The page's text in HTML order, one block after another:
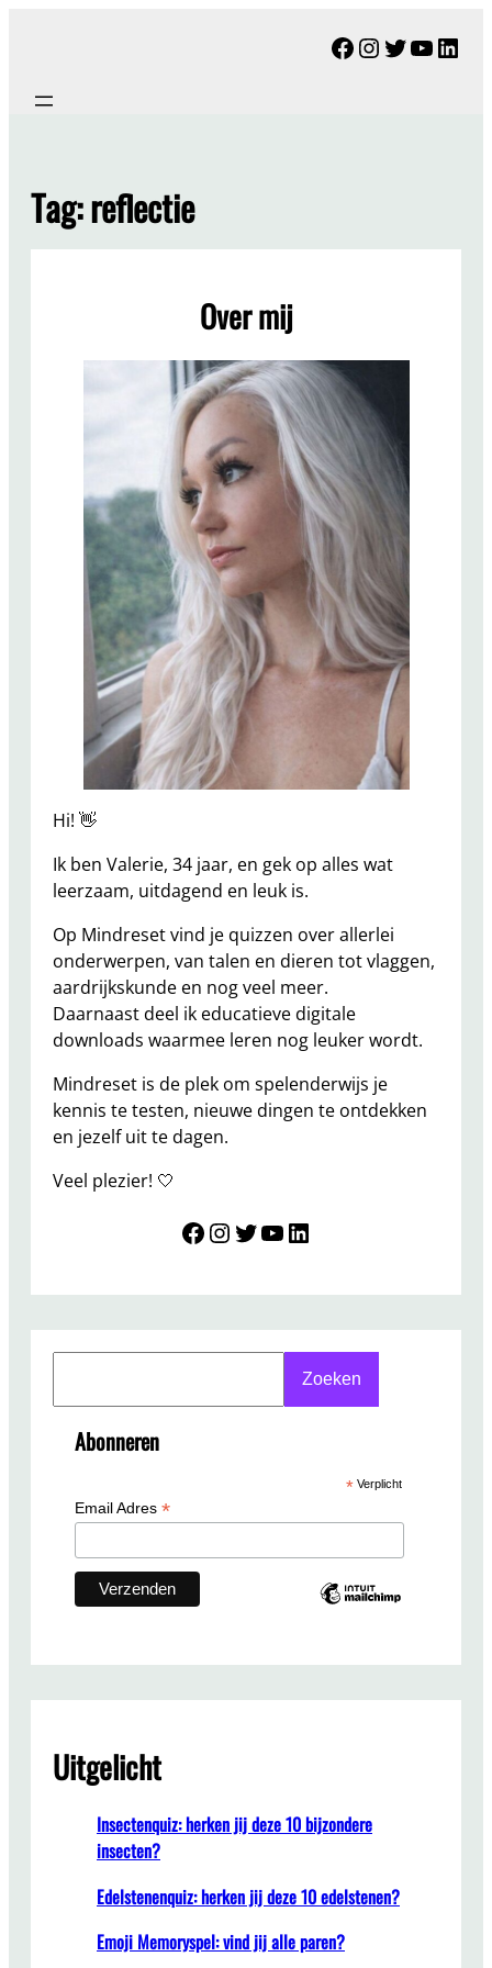
inhoud
Facebook
Instagram
Twitter
Tag:reflectie
Over mij
Hi! 👋
Ik ben Valerie, 34 jaar, en gek op alles wat
leerzaam, uitdagend en leuk is.
Op Mindreset vind je quizzen over allerlei
onderwerpen, van talen en dieren tot vlaggen,
aardrijkskunde en nog veel meer.
Daarnaast deel ik educatieve digitale
downloads waarmee leren nog leuker wordt.
Mindreset is de plek om spelenderwijs je
kennis te testen, nieuwe dingen te ontdekken
en jezelf uit te dagen.
Veel plezier! 🤍
Mindreset InstagramTwitter YouTube LinkedIn
Zoeken
Abonneren
*Verplicht
Email Adres *
Uitgelicht
Insectenquiz: herken jij deze 10 bijzondere
insecten?
Edelstenenquiz: herken jij deze 10 edelstenen?
Emoji Memoryspel: vind jij alle paren?